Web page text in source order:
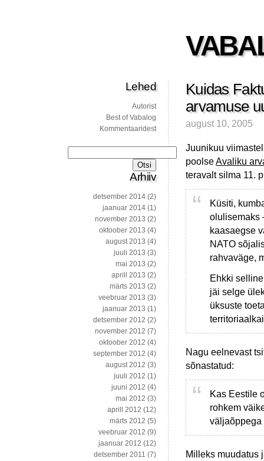
Kuidas
arvamuse
august 10, 2005
Juunikuu
poolseAvaliku
teravalt silma 11.
Küsiti,
olulisemaks
kaasaegse
NATO
rahvaväge,
Ehkki
jäi selge
üksuste
Nagu eelnevast
sõnastatud:
Kas Eestile
rohkem
väljaõppega
Milleks muudatus
Lehed
Autorist
Best of Vabalog
Kommentaaridest
Arhiiv
detsember 2014 (2)
jaanuar 2014 (1)
november 2013 (2)
oktoober 2013 (4)
august 2013 (4)
juuli 2013 (3)
mai 2013 (2)
aprill 2013 (2)
märts 2013 (2)
veebruar 2013 (3)
jaanuar 2013 (1)
detsember 2012 (2)
november 2012 (7)
oktoober 2012 (4)
september 2012 (4)
august 2012 (3)
juuli 2012 (1)
juuni 2012 (4)
mai 2012 (3)
aprill 2012 (12)
märts 2012 (5)
veebruar 2012 (9)
jaanuar 2012 (12)
detsember 2011 (7)